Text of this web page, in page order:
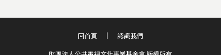
回首頁 認識我們